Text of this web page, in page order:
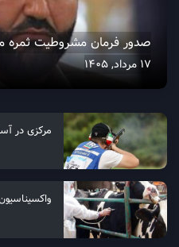
صدور فرمان مشروطیت ثمره
17 مرداد, 1405
مرکزی در
واکسیناسیون رایگان ۴۵۰